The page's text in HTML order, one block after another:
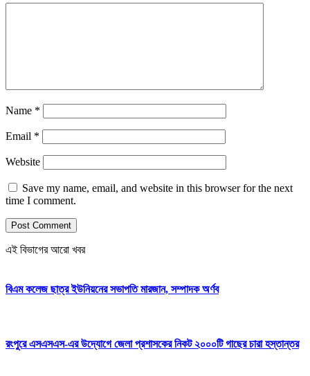
Name *
Email *
Website
Save my name, email, and website in this browser for the next
time I comment.
এই বিভাগের আরো খবর
বিএম কলেজ ছাত্র ইউনিয়নের সভাপতি মারজান, সম্পাদক অর্ণব
রংপুরে এসএসএস-এর উদ্যোগে জেলা প্রশাসকের নিকট ২০০০টি গাছের চারা হস্তান্তর